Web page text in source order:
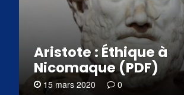
Aristote : Éthique à
Nicomaque (PDF)
15 mars 2020 0